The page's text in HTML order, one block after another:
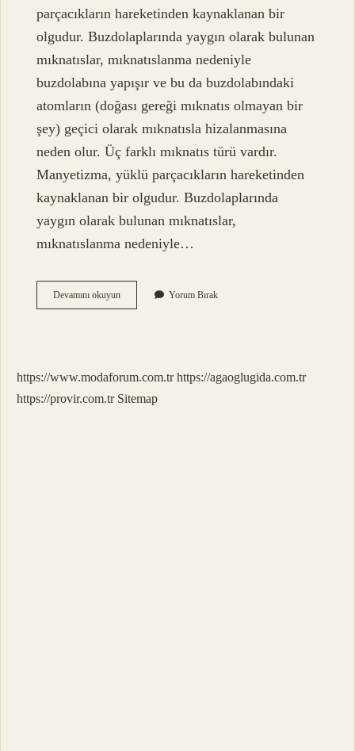
parçacıkların hareketinden kaynaklanan bir
olgudur. Buzdolaplarında yaygın olarak bulunan
mıknatıslar, mıknatıslanma nedeniyle
buzdolabına yapışır ve bu da buzdolabındaki
atomların (doğası gereği mıknatıs olmayan bir
şey) geçici olarak mıknatısla hizalanmasına
neden olur. Üç farklı mıknatıs türü vardır.
Manyetizma, yüklü parçacıkların hareketinden
kaynaklanan bir olgudur. Buzdolaplarında
yaygın olarak bulunan mıknatıslar,
mıknatıslanma nedeniyle…
Devamını okuyunFiziğin
Alt
Yorum Bırak
https://www.modaforum.com.tr https://agaoglugida.com.tr
https://provir.com.tr Sitemap